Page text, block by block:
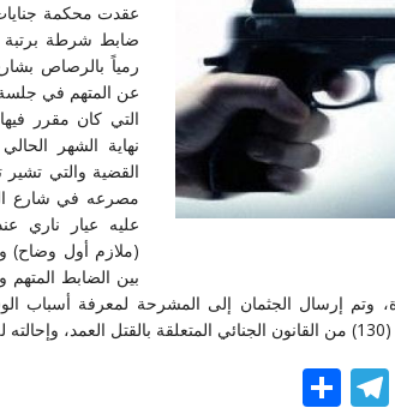
عقدت محكمة
ضابط شرطة برتبة
رمياً بالرصاص
عن المتهم في
التي كان مقرر
نهاية الشهر
القضية والتي
مصرعه في شارع
عليه عيار ناري
(ملازم أول وضاح)
بين الضابط
وتم إرسال الجثمان إلى المشرحة لمعرفة أسباب
WhatsApp
Telegram